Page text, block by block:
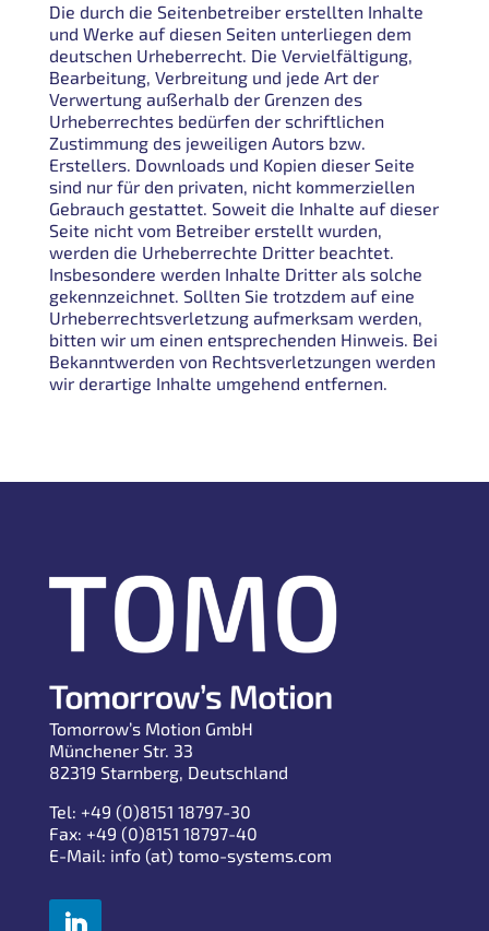
Die durch die Seitenbetreiber erstellten Inhalte
und Werke auf diesen Seiten unterliegen dem
deutschen Urheberrecht. Die Vervielfältigung,
Bearbeitung, Verbreitung und jede Art der
Verwertung außerhalb der Grenzen des
Urheberrechtes bedürfen der schriftlichen
Zustimmung des jeweiligen Autors bzw.
Erstellers. Downloads und Kopien dieser Seite
sind nur für den privaten, nicht kommerziellen
Gebrauch gestattet. Soweit die Inhalte auf dieser
Seite nicht vom Betreiber erstellt wurden,
werden die Urheberrechte Dritter beachtet.
Insbesondere werden Inhalte Dritter als solche
gekennzeichnet. Sollten Sie trotzdem auf eine
Urheberrechtsverletzung aufmerksam werden,
bitten wir um einen entsprechenden Hinweis. Bei
Bekanntwerden von Rechtsverletzungen werden
wir derartige Inhalte umgehend entfernen.
Tomorrow’s Motion GmbH
Münchener Str. 33
82319 Starnberg, Deutschland
Tel: +49 (0)8151 18797-30
Fax: +49 (0)8151 18797-40
E-Mail: info (at) tomo-systems.com